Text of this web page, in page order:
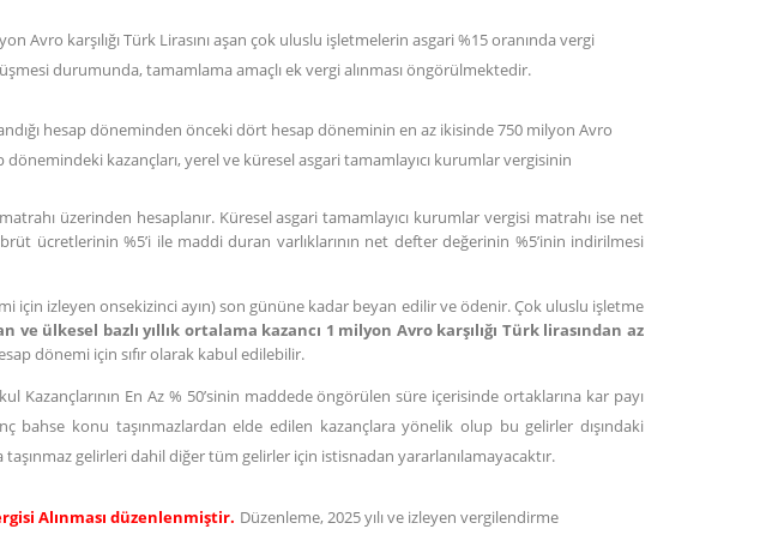
Avro karşılığı Türk Lirasını aşan çok uluslu işletmelerin asgari %15 oranında vergi
durumunda, tamamlama amaçlı ek vergi alınması öngörülmektedir.
hesap döneminden önceki dört hesap döneminin en az ikisinde 750 milyon Avro
dönemindeki kazançları, yerel ve küresel asgari tamamlayıcı kurumlar vergisinin
üzerinden hesaplanır. Küresel asgari tamamlayıcı kurumlar vergisi matrahı ise net
ücretlerinin %5’i ile maddi duran varlıklarının net defter değerinin %5’inin indirilmesi
için izleyen onsekizinci ayın) son gününe kadar beyan edilir ve ödenir. Çok uluslu işletme
ve ülkesel bazlı yıllık ortalama kazancı 1 milyon Avro karşılığı Türk lirasından az
dönemi için sıfır olarak kabul edilebilir.
Kazançlarının En Az % 50’sinin maddede öngörülen süre içerisinde ortaklarına kar payı
bahse konu taşınmazlardan elde edilen kazançlara yönelik olup bu gelirler dışındaki
gelirleri dahil diğer tüm gelirler için istisnadan yararlanılamayacaktır.
Alınması düzenlenmiştir. Düzenleme, 2025 yılı ve izleyen vergilendirme